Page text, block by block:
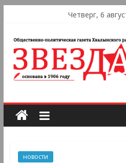
Четверг, 6
новости